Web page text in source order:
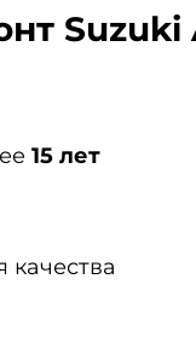
Suzuki
15 лет
качества